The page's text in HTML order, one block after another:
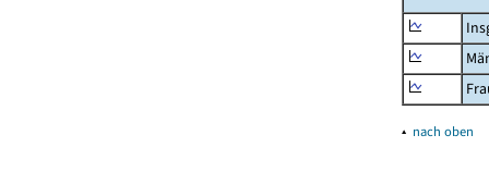
▴ nach oben